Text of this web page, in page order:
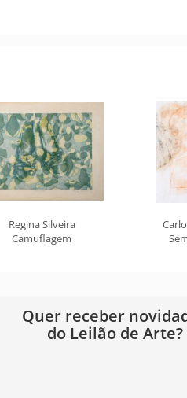
Regina Silveira
Camuflagem
Quer receber
do Leilão de Arte?